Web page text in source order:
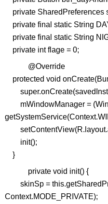
private SharedPreferences
private final static String
private final static String
private int flage = 0;
@Override
protected void
mWindowManager =
init();
}
private void init() {
skinSp =
Context.MODE_PRIVATE);